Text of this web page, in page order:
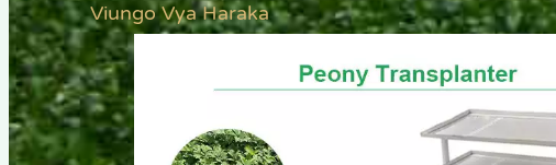
Viungo Vya Haraka